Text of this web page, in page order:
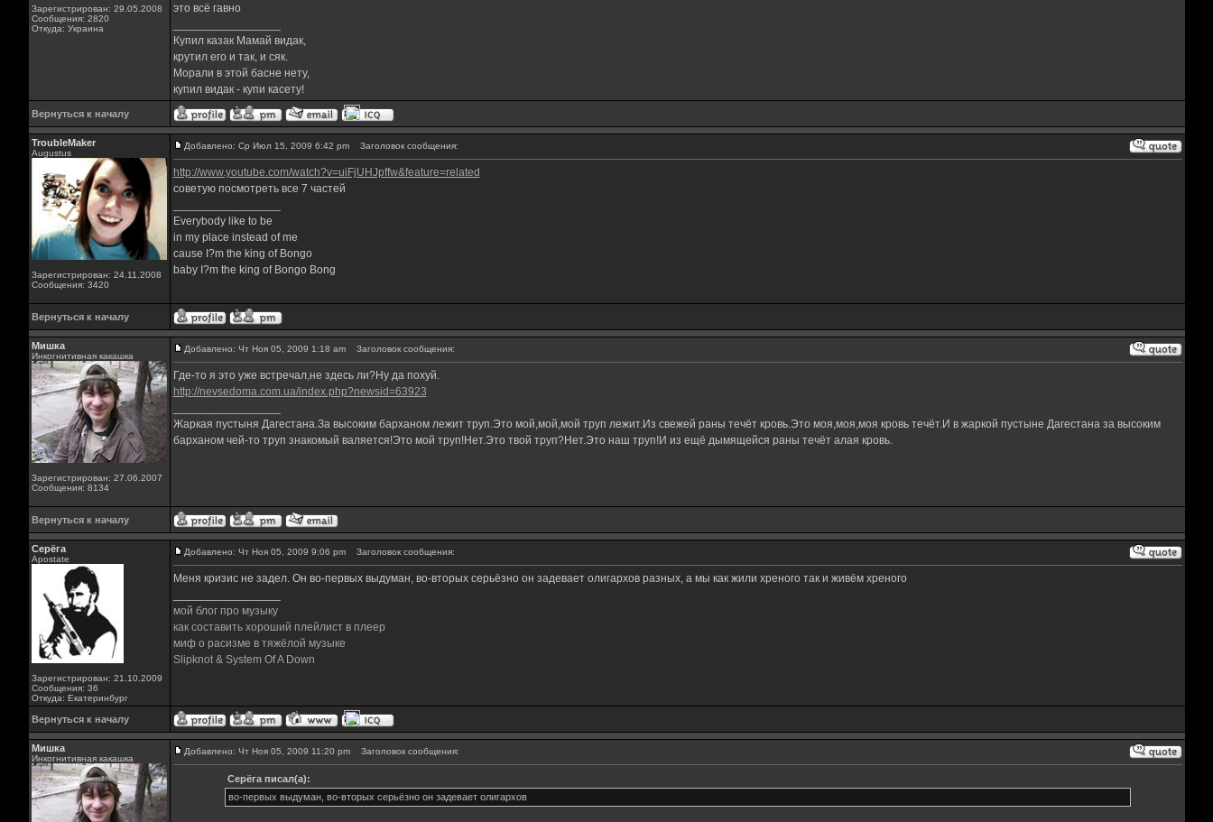
Зарегистрирован: 29.05.2008
Сообщения: 2820
Откуда: Украина
это всё гавно
Купил казак Мамай видак,
крутил его и так, и сяк.
Морали в этой басне нету,
купил видак - купи касету!
Вернуться к началу
TroubleMaker
Augustus
Зарегистрирован: 24.11.2008
Сообщения: 3420
Добавлено: Ср Июл 15, 2009 6:42 pm Заголовок сообщения:
http://www.youtube.com/watch?v=uiFjUHJpffw&feature=related
советую посмотреть все 7 частей
Everybody like to be
in my place instead of me
cause I?m the king of Bongo
baby I?m the king of Bongo Bong
Вернуться к началу
Мишка
Инкогнитивная какашка
Зарегистрирован: 27.06.2007
Сообщения: 8134
Добавлено: Чт Ноя 05, 2009 1:18 am Заголовок сообщения:
Где-то я это уже встречал,не здесь ли?Ну да похуй.
http://nevsedoma.com.ua/index.php?newsid=63923
Жаркая пустыня Дагестана.За высоким барханом лежит труп.Это мой,мой,мой труп лежит.Из свежей раны течёт кровь.Это моя,моя,моя кровь течёт.И в жаркой пустыне Дагестана за высоким
барханом чей-то труп знакомый валяется!Это мой труп!Нет.Это твой труп?Нет.Это наш труп!И из ещё дымящейся раны течёт алая кровь.
Вернуться к началу
Серёга
Apostate
Зарегистрирован: 21.10.2009
Сообщения: 36
Откуда: Екатеринбург
Добавлено: Чт Ноя 05, 2009 9:06 pm Заголовок сообщения:
Меня кризис не задел. Он во-первых выдуман, во-вторых серьёзно он задевает олигархов разных, а мы как жили хреного так и живём хреного
мой блог про музыку
как составить хороший плейлист в плеер
миф о расизме в тяжёлой музыке
Slipknot & System Of A Down
Вернуться к началу
Мишка
Инкогнитивная какашка
Добавлено: Чт Ноя 05, 2009 11:20 pm Заголовок сообщения:
Серёга писал(а):
во-первых выдуман, во-вторых серьёзно он задевает олигархов